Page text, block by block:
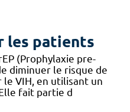
les patients
(Prophylaxie pre-
diminuer le risque de
VIH, en utilisant un
fait partie d